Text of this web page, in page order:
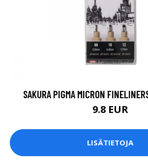
SAKURA PIGMA MICRON
9.8 EUR
LISÄTIETOJA